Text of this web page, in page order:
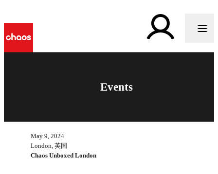
Events
May 9, 2024
London, 英国
Chaos Unboxed London